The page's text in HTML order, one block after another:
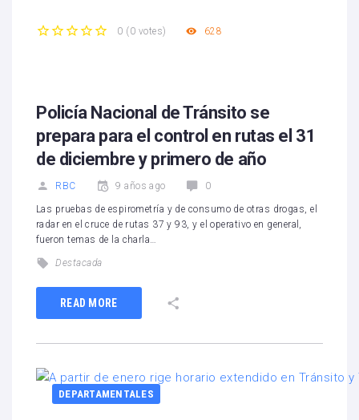
0 ( 0 votes) 628
Policía Nacional de Tránsito se
prepara para el control en rutas el 31
de diciembre y primero de año
RBC 9 años ago 0
Las pruebas de espirometría y de consumo de otras drogas, el
radar en el cruce de rutas 37 y 93, y el operativo en general,
fueron temas de la charla…
Destacada
READ MORE
DEPARTAMENTALES